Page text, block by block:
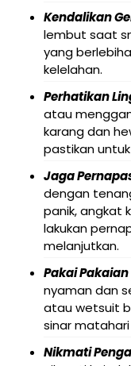
Kendalikan
lembut saat
yang
kelelahan.
Perhatikan
atau
karang dan
pastikan
Jaga
dengan
panik, angkat
lakukan
melanjutkan.
Pakai
nyaman dan
atau wetsuit
sinar
Nikmati